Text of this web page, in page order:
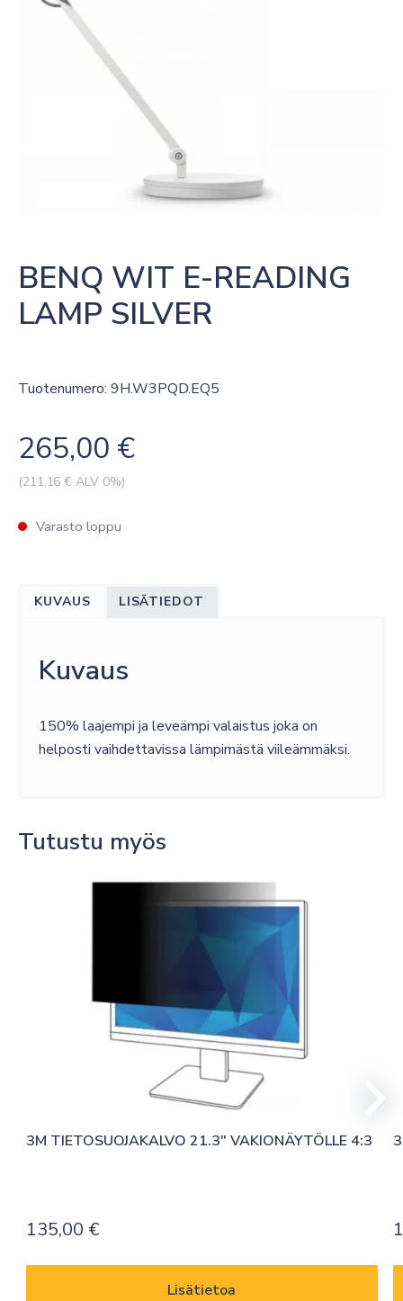
BENQ WIT E-READING
LAMP SILVER
Tuotenumero: 9H.W3PQD.EQ5
265,00 €
(211,16 € ALV 0%)
Varasto loppu
KUVAUS LISÄTIEDOT
Kuvaus
150% laajempi ja leveämpi valaistus joka on
helposti vaihdettavissa lämpimästä viileämmäksi.
Tutustu myös
3M TIETOSUOJAKALVO 21.3″ VAKIONÄYTÖLLE 4:3
135,00 €
Lisätietoa